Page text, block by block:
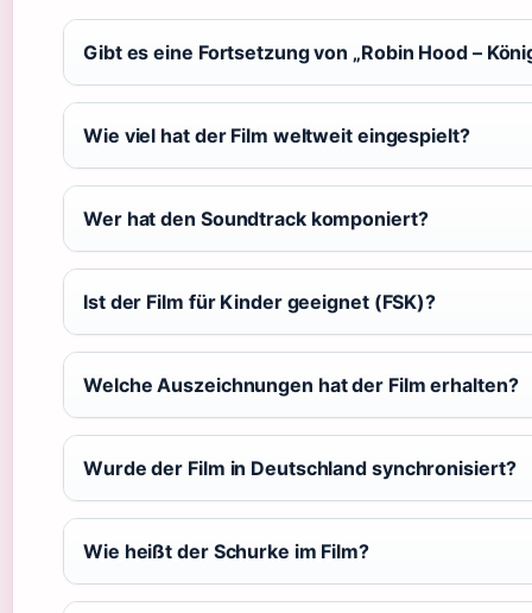
Gibt es eine Fortsetzung von „Robin Hood –
Wie viel hat der Film weltweit eingespielt?
Wer hat den Soundtrack komponiert?
Ist der Film für Kinder geeignet (FSK)?
Welche Auszeichnungen hat der Film erhalten?
Wurde der Film in Deutschland synchronisiert?
Wie heißt der Schurke im Film?